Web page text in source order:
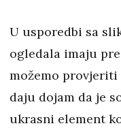
U usporedbi sa
ogledala imaju
možemo provjeriti
daju dojam da je
ukrasni element